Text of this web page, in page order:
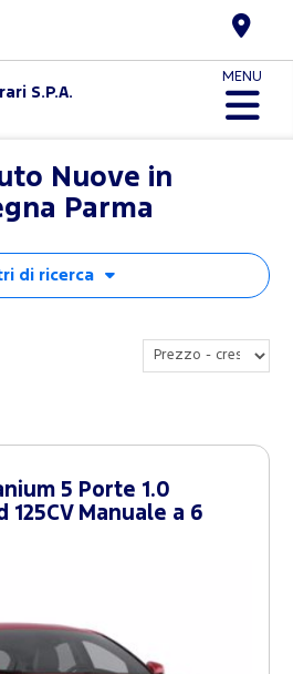
S.P.A.
MENU
Nuove in
Parma
di ricerca
5 Porte 1.0
125CV Manuale a 6